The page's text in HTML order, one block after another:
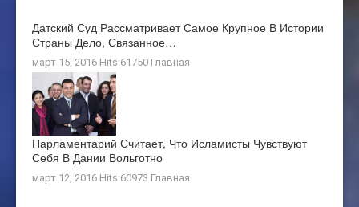
Датский Суд Рассматривает Самое Крупное В Истории
Страны Дело, Связанное…
март 15, 2016 Hits:61750 Главная
Парламентарий Считает, Что Исламисты Чувствуют
Себя В Дании Вольготно
март 12, 2016 Hits:60973 Главная